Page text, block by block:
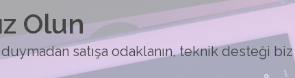
Olun
satışa odaklanın, teknik desteği